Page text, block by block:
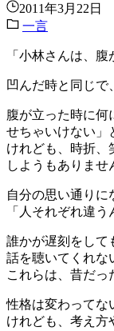
2011年3月22日
一言
「小林さんは、
凹んだ時と同じで
腹が立った時に何
せちゃいけない」
けれども、時折、
しようもありま
自分の思い通りに
「人それぞれ違
誰かが遅刻をして
話を聴いてくれな
これらは、昔だっ
性格は変わってな
けれども、考え方